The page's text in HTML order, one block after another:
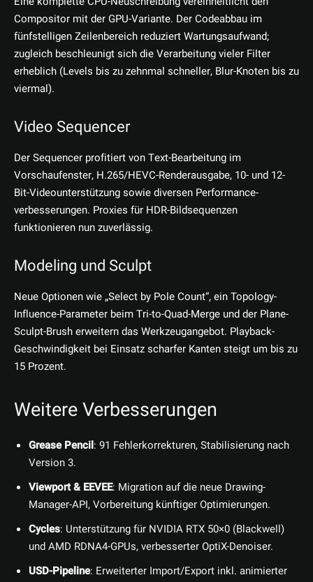
Compositor mit der GPU-Variante. Der Codeabbau im
fünfstelligen Zeilenbereich reduziert Wartungsaufwand;
zugleich beschleunigt sich die Verarbeitung vieler Filter
erheblich (Levels bis zu zehnmal schneller, Blur-Knoten bis zu
viermal).
Video Sequencer
Der Sequencer profitiert von Text-Bearbeitung im
Vorschaufenster, H.265/HEVC-Renderausgabe, 10- und 12-
Bit-Video­unterstützung sowie diversen Performance­
verbesserungen. Proxies für HDR-Bildsequenzen
funktionieren nun zuverlässig.
Modeling und Sculpt
Neue Optionen wie „Select by Pole Count“, ein Topology-
Influence-Parameter beim Tri-to-Quad-Merge und der Plane-
Sculpt-Brush erweitern das Werkzeug­angebot. Playback-
Geschwindigkeit bei Einsatz scharfer Kanten steigt um bis zu
15 Prozent.
Weitere Verbesserungen
Grease Pencil: 91 Fehlerkorrekturen, Stabilisierung nach
Version 3.
Viewport & EEVEE: Migration auf die neue Drawing-
Manager-API, Vorbereitung künftiger Optimierungen.
Cycles: Unterstützung für NVIDIA RTX 50×0 (Blackwell)
und AMD RDNA4-GPUs, verbesserter OptiX-Denoiser.
USD-Pipeline: Erweiterter Import/Export inkl. animierter